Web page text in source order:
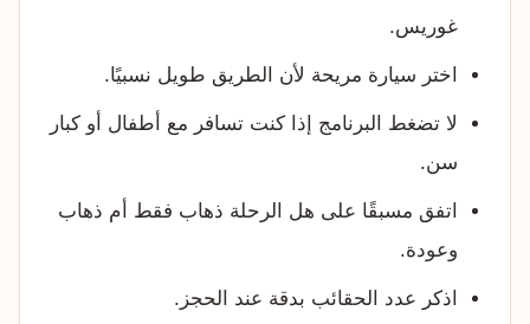
غوريس.
اختر سيارة مريحة لأن الطريق طويل نسبيًا.
لا تضغط البرنامج إذا كنت تسافر مع أطفال أو كبار
سن.
اتفق مسبقًا على هل الرحلة ذهاب فقط أم ذهاب
وعودة.
اذكر عدد الحقائب بدقة عند الحجز.